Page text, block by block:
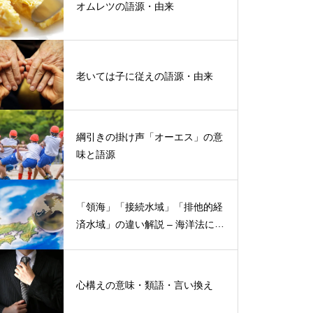
オムレツの語源・由来
老いては子に従えの語源・由来
綱引きの掛け声「オーエス」の意
味と語源
「領海」「接続水域」「排他的経
済水域」の違い解説 – 海洋法にお
心構えの意味・類語・言い換え